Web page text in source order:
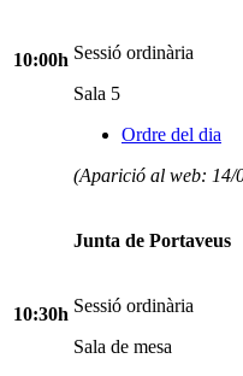
10:00h Sessió ordinària
Sala 5
Ordre del dia
(Aparició al web: 14/
10:30h
Junta de Portaveus
Sessió ordinària
Sala de mesa